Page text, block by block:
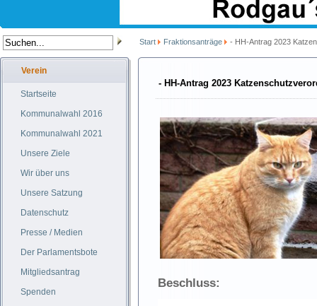
Start Fraktionsanträge - HH-Antrag 2023
Verein
Startseite
Kommunalwahl 2016
Kommunalwahl 2021
Unsere Ziele
Wir über uns
Unsere Satzung
Datenschutz
Presse / Medien
Der Parlamentsbote
Mitgliedsantrag
Spenden
- HH-Antrag 2023
Beschluss: